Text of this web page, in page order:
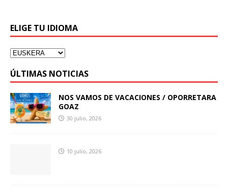
ELIGE TU IDIOMA
ÚLTIMAS NOTICIAS
NOS VAMOS DE VACACIONES / OPORRETARA
GOAZ
30 julio, 2026
10 julio, 2026